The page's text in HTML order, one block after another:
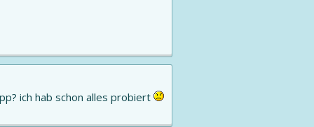
ich hab schon alles probiert